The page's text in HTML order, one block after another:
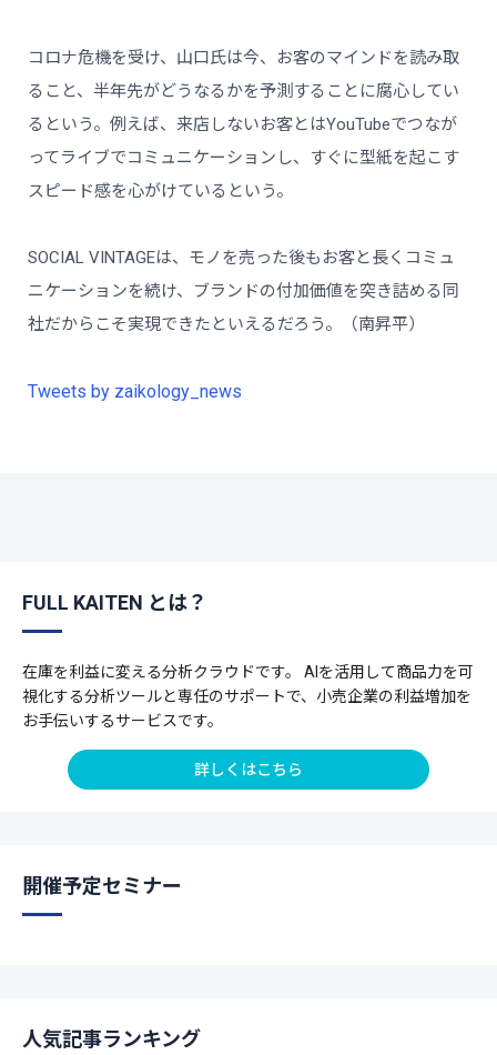
コロナ危機を受け、山口氏は今、お客のマインドを読み取
ること、半年先がどうなるかを予測することに腐心してい
るという。例えば、来店しないお客とはYouTubeでつなが
ってライブでコミュニケーションし、すぐに型紙を起こす
スピード感を心がけているという。
SOCIAL VINTAGEは、モノを売った後もお客と長くコミュ
ニケーションを続け、ブランドの付加価値を突き詰める同
社だからこそ実現できたといえるだろう。（南昇平）
Tweets by zaikology_news
FULL KAITEN とは？
在庫を利益に変える分析クラウドです。 AIを活用して商品力を可
視化する分析ツールと専任のサポートで、小売企業の利益増加を
お手伝いするサービスです。
詳しくはこちら
開催予定セミナー
人気記事ランキング